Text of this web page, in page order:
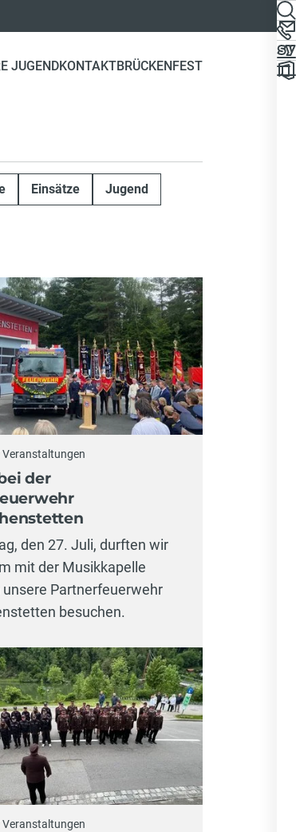
JUGENDKONTAKTBRÜCKENFEST
Einsätze Jugend
der
den 27. Juli, durften wir
mit der Musikkapelle
Partnerfeuerwehr
besuchen.